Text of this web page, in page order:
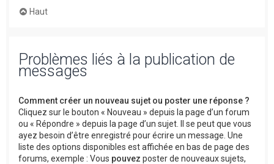
Haut
Problèmes liés à la publication de
messages
Comment créer un nouveau sujet ou poster une réponse ?
Cliquez sur le bouton « Nouveau » depuis la page d’un forum
ou « Répondre » depuis la page d’un sujet. Il se peut que vous
ayez besoin d’être enregistré pour écrire un message. Une
liste des options disponibles est affichée en bas de page des
forums, exemple : Vous pouvez poster de nouveaux sujets,